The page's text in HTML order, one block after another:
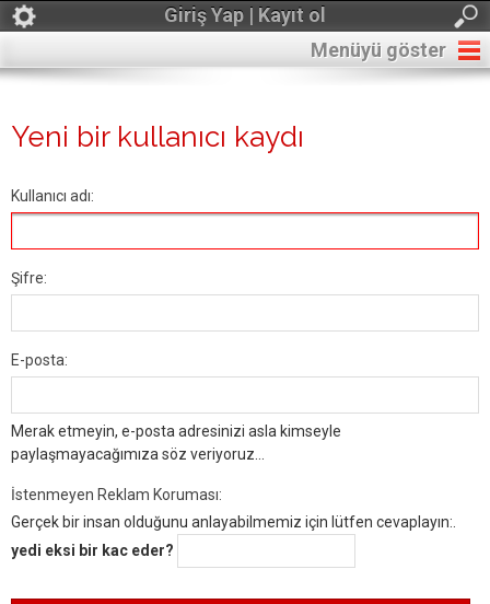
Giriş Yap | Kayıt ol
Menüyü göster
Yeni bir kullanıcı kaydı
Kullanıcı adı:
Şifre:
E-posta:
Merak etmeyin, e-posta adresinizi asla kimseyle
paylaşmayacağımıza söz veriyoruz...
İstenmeyen Reklam Koruması:
Gerçek bir insan olduğunu anlayabilmemiz için lütfen cevaplayın:.
yedi eksi bir kac eder?